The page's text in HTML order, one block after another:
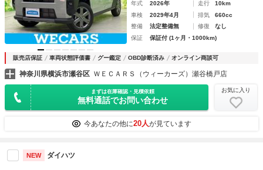
年式 2026年 走行
10km
車検
2029年4月 排気
660cc
整備
法定整備無 修復
なし
保証
保証付 (1ヶ月・1000km)
販売店保証 車両状態評価書 グー鑑定 OBD診断済み オンライン商談可
神奈川県横浜市瀬谷区 ＷＥＣＡＲＳ（ウィーカーズ）瀬谷橋戸店
まずは在庫確認・見積依頼
無料通話でお問い合わせ
お気に入り
今あなたの他に20人が見ています
NEW ダイハツ